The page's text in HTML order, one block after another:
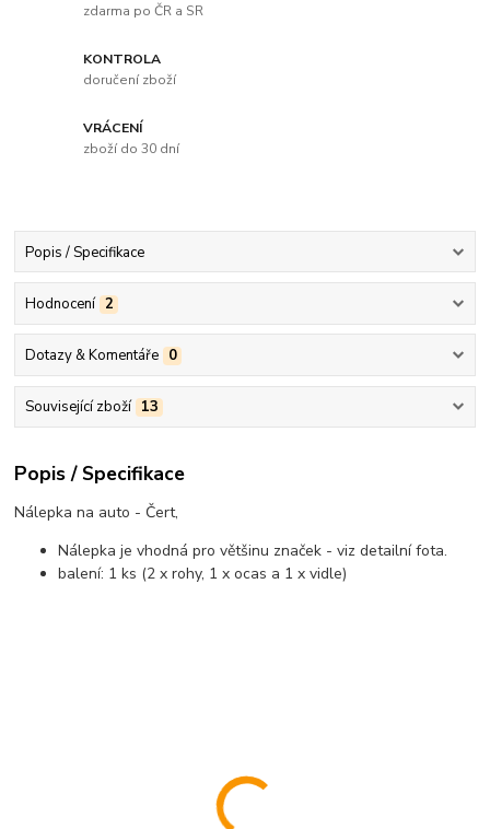
zdarma po ČR a SR
KONTROLA
doručení zboží
VRÁCENÍ
zboží do 30 dní
Popis / Specifikace
Hodnocení 2
Dotazy & Komentáře 0
Související zboží 13
Popis / Specifikace
Nálepka na auto - Čert,
Nálepka je vhodná pro většinu značek - viz detailní fota.
balení: 1 ks (2 x rohy, 1 x ocas a 1 x vidle)